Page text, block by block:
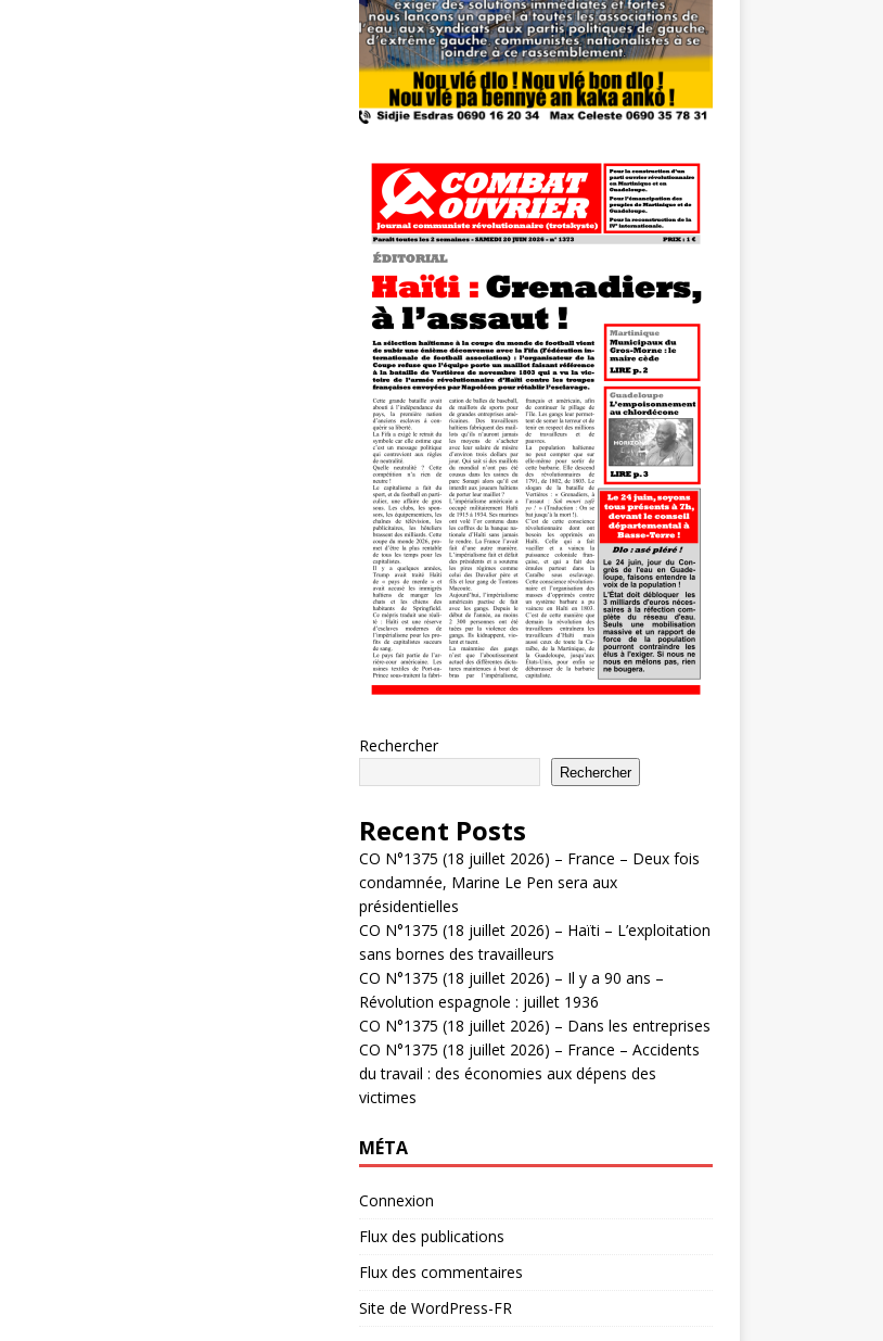
Rechercher
Rechercher
Recent Posts
CO N°1375 (18 juillet 2026) – France – Deux fois
condamnée, Marine Le Pen sera aux
présidentielles
CO N°1375 (18 juillet 2026) – Haïti – L’exploitation
sans bornes des travailleurs
CO N°1375 (18 juillet 2026) – Il y a 90 ans –
Révolution espagnole : juillet 1936
CO N°1375 (18 juillet 2026) – Dans les entreprises
CO N°1375 (18 juillet 2026) – France – Accidents
du travail : des économies aux dépens des
victimes
MÉTA
Connexion
Flux des publications
Flux des commentaires
Site de WordPress-FR